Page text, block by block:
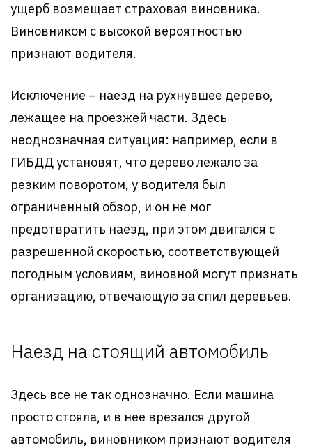
ущерб возмещает страховая виновника.
Виновником с высокой вероятностью
признают водителя.
Исключение – наезд на рухнувшее дерево,
лежащее на проезжей части. Здесь
неоднозначная ситуация: например, если в
ГИБДД установят, что дерево лежало за
резким поворотом, у водителя был
ограниченный обзор, и он не мог
предотвратить наезд, при этом двигался с
разрешенной скоростью, соответствующей
погодным условиям, виновной могут признать
организацию, отвечающую за спил деревьев.
Наезд на стоящий автомобиль
Здесь все не так однозначно. Если машина
просто стояла, и в нее врезался другой
автомобиль, виновником признают водителя